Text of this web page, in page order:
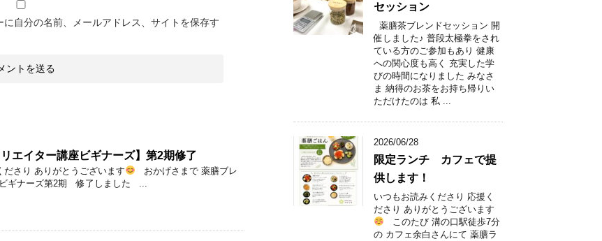
自分の名前、メールアドレス、サイトを保存す
エイター講座ビギナーズ】第2期修了
さり ありがとうございます
おかげさまで 薬膳ブレ
ビギナーズ第2期 修了しました ...
セッション
薬膳茶ブレンドセッション 開
催しました♪ 普段太極拳をされ
ている方のご参加もあり 健康
への関心度も高く 充実した学
びの時間になりました みなさ
ま 納得のお茶をお持ち帰りい
ただけたのは 私 ...
2026/06/28
限定ランチ カフェで提
供します！
いつもお読みくださり 応援く
ださり ありがとうございます
このたび 溝の口駅徒歩7分
の カフェ余白さんにて 薬膳ラ